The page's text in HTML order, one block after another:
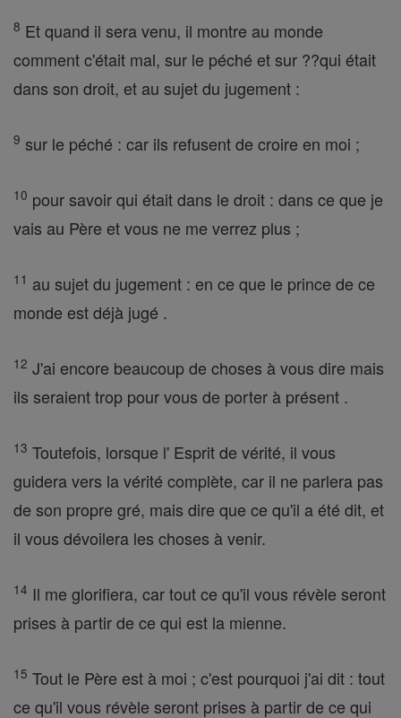
8 Et quand il sera venu, il montre au monde
comment c'était mal, sur le péché et sur ??qui était
dans son droit, et au sujet du jugement :
9 sur le péché : car ils refusent de croire en moi ;
10 pour savoir qui était dans le droit : dans ce que je
vais au Père et vous ne me verrez plus ;
11 au sujet du jugement : en ce que le prince de ce
monde est déjà jugé .
12 J'ai encore beaucoup de choses à vous dire mais
ils seraient trop pour vous de porter à présent .
13 Toutefois, lorsque l' Esprit de vérité, il vous
guidera vers la vérité complète, car il ne parlera pas
de son propre gré, mais dire que ce qu'il a été dit, et
il vous dévoilera les choses à venir.
14 Il me glorifiera, car tout ce qu'il vous révèle seront
prises à partir de ce qui est la mienne.
15 Tout le Père est à moi ; c'est pourquoi j'ai dit : tout
ce qu'il vous révèle seront prises à partir de ce qui